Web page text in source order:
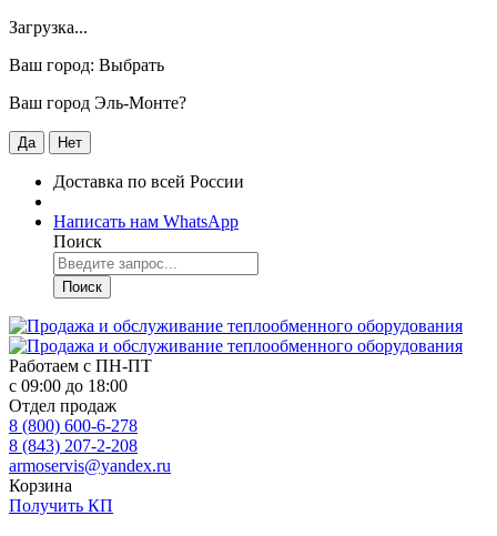
Загрузка...
Ваш город: Выбрать
Ваш город Эль-Монте?
Да Нет
Доставка по всей России
Написать нам WhatsApp
Поиск
Поиск
Работаем с ПН-ПТ
с 09:00 до 18:00
Отдел продаж
8 (800) 600-6-278
8 (843) 207-2-208
armoservis@yandex.ru
Корзина
Получить КП